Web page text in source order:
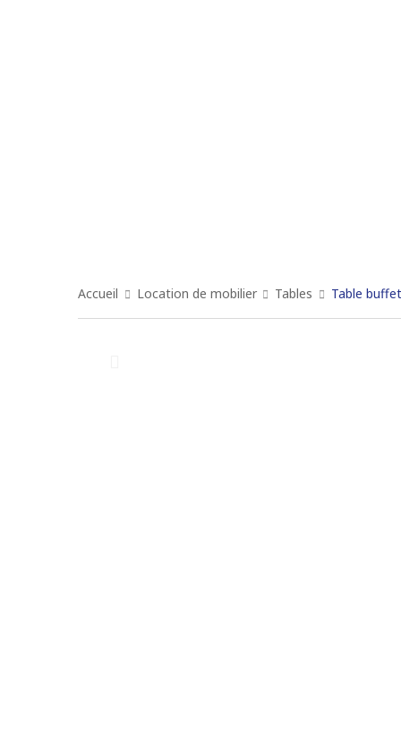
Accueil Location de mobilier Tables Table